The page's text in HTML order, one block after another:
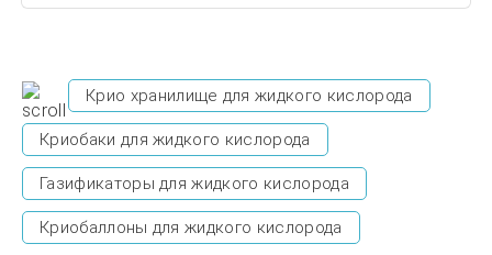
Крио хранилище для жидкого кислорода
Криобаки для жидкого кислорода
Газификаторы для жидкого кислорода
Криобаллоны для жидкого кислорода